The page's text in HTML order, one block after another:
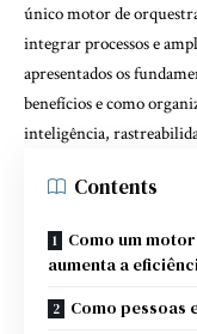
único motor de
integrar processos e
apresentados os
benefícios e como
inteligência,
Contents
Como um
aumenta a
Como pessoas